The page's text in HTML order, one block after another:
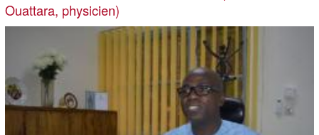
Ouattara, physicien)